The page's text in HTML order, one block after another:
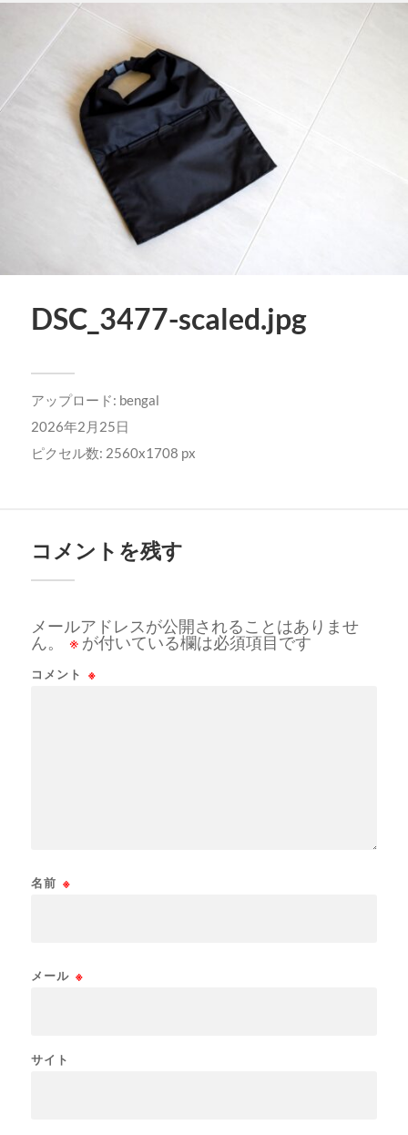
DSC_3477-scaled.jpg
アップロード: bengal
2026年2月25日
ピクセル数: 2560x1708 px
コメントを残す
メールアドレスが公開されることはありませ
ん。
※ が付いている欄は必須項目です
コメント ※
名前 ※
メール ※
サイト